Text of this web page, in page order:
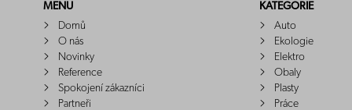
MENU
Domů
O nás
Novinky
Reference
Spokojení zákazníci
Partneři
KATEGORIE
Auto
Ekologie
Elektro
Obaly
Plasty
Práce